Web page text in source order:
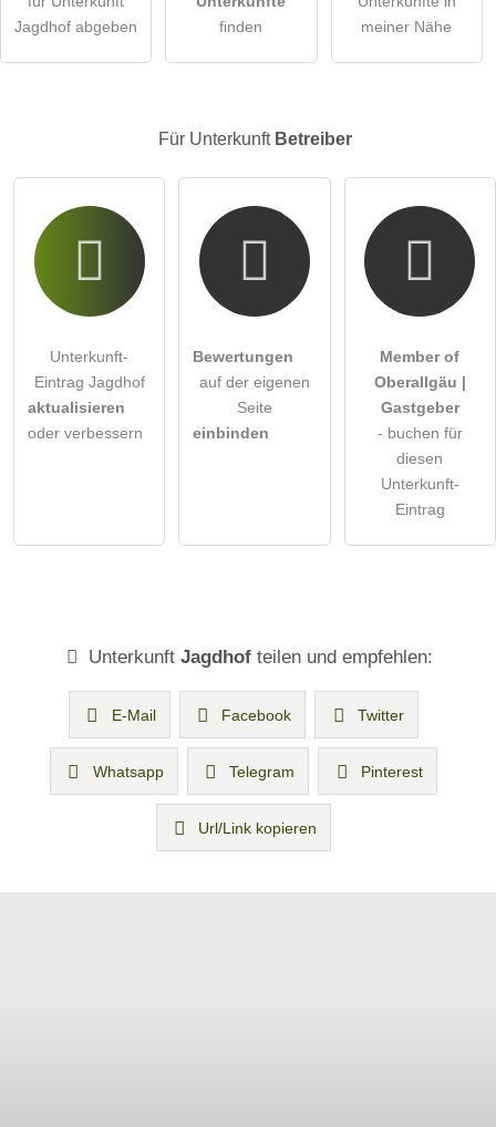
Hinweis: Bitte beachten Sie, öffentliche Fragen sind
Besucher sichtbar
Jagdhof abgeben
finden
meiner Nähe
Für Unterkunft Betreiber
Unterkunft-
Eintrag Jagdhof
aktualisieren
oder verbessern
Bewertungen
auf der eigenen
Seite
einbinden
Member of
Oberallgäu |
Gastgeber
- buchen für
diesen
Unterkunft-
Eintrag
UnterkunftJagdhof teilen und empfehlen:
E-Mail Facebook Twitter
Whatsapp Telegram Pinterest
Url/Link kopieren